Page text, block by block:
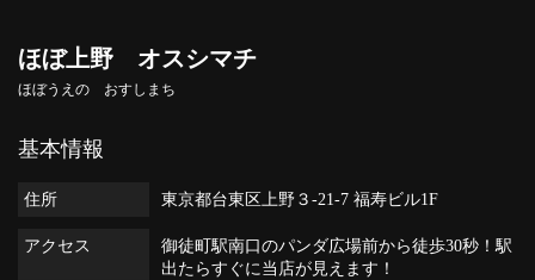
ほぼ上野 オスシマチ
ほぼうえの おすしまち
基本情報
住所 東京都台東区上野３-21-7 福寿ビル1F
アクセス
御徒町駅南口のパンダ広場前から徒歩30秒！駅
出たらすぐに当店が見えます！